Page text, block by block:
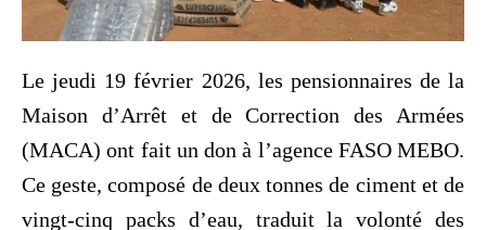
Le jeudi 19 février 2026, les pensionnaires de la
Maison d’Arrêt et de Correction des Armées
(MACA) ont fait un don à l’agence FASO MEBO.
Ce geste, composé de deux tonnes de ciment et de
vingt-cinq packs d’eau, traduit la volonté des